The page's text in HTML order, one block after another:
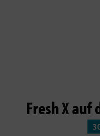
Fresh X